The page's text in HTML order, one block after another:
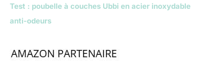
Test : poubelle à couches Ubbi en acier inoxydable
anti-odeurs